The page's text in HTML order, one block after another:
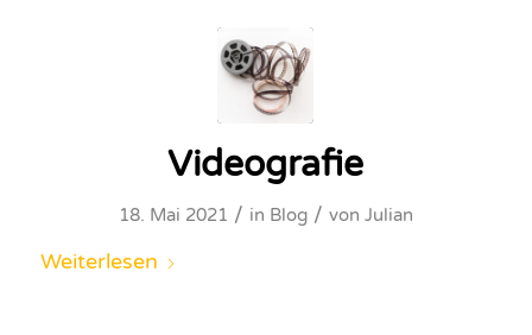
Videografie
18. Mai 2021 / in Blog / von Julian
Weiterlesen